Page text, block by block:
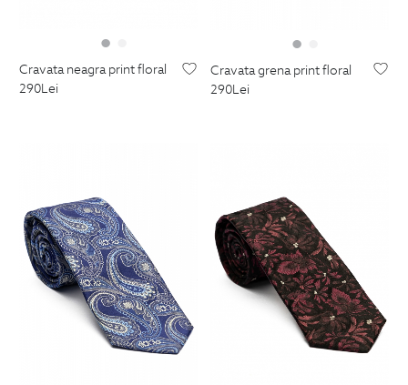
cravata neagra print floral
290Lei
cravata grena print floral
290Lei